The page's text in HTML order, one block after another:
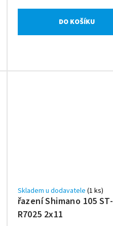
DO KOŠÍKU
řazení Shimano 105 ST-
R7025 2x11
Skladem u dodavatele (1 ks)